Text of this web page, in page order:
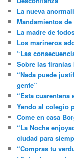
La nueva
Mandamientos
La madre de
Los marineros
“Las
Sobre las tiranías
“Nada puede
gente”
“Esta cuarentena
Yendo al colegio
Come en casa
“La Noche
ciudad para
“Compras tu